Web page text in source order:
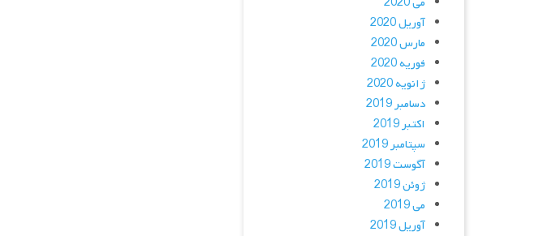
آوریل 2020
مارس 2020
فوریه 2020
ژانویه 2020
دسامبر 2019
اکتبر 2019
سپتامبر 2019
آگوست 2019
ژوئن 2019
می 2019
آوریل 2019